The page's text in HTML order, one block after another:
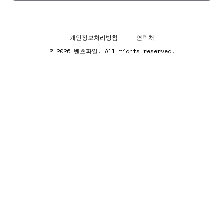
개인정보처리방침 |
연락처
© 2026 벤츠파일. All rights reserved.